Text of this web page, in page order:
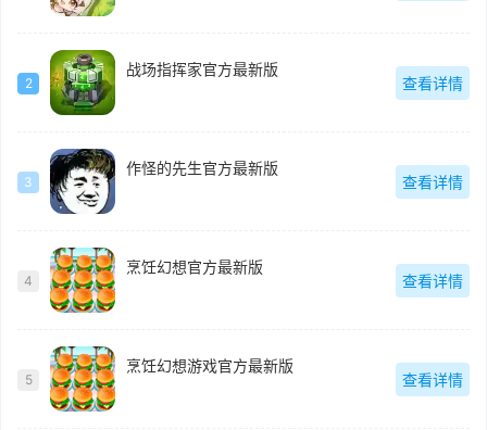
2
战场指挥家官方最新版
查看详情
3
作怪的先生官方最新版
查看详情
4
烹饪幻想官方最新版
查看详情
5
烹饪幻想游戏官方最新版
查看详情